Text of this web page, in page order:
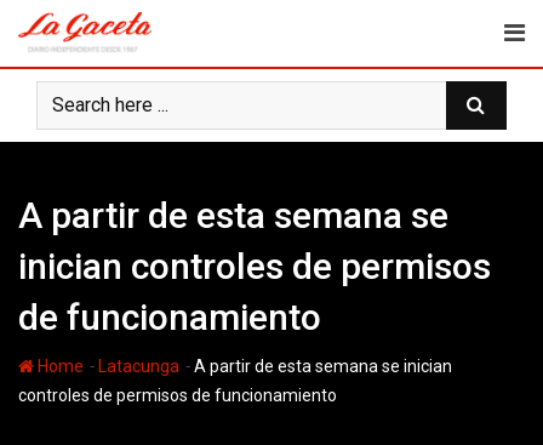
content
A partir de esta semana se
inician controles de permisos
de funcionamiento
Home - Latacunga -A partir de esta semana se inician
controles de permisos de funcionamiento